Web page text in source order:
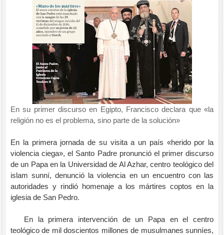
En su primer discurso en Egipto, Francisco declara que «la
religión no es el problema, sino parte de la solución»
En la primera jornada de su visita a un país «herido por la
violencia ciega», el Santo Padre pronunció el primer discurso
de un Papa en la Universidad de Al Azhar, centro teológico del
islam sunní, denunció la violencia en un encuentro con las
autoridades y rindió homenaje a los mártires coptos en la
iglesia de San Pedro.
En la primera intervención de un Papa en el centro
teológico de mil doscientos millones de musulmanes sunníes,